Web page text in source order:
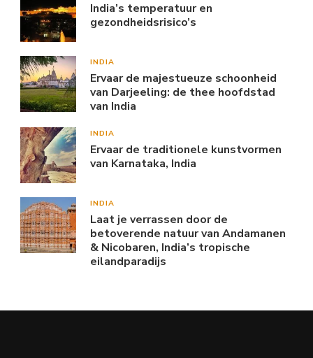
India’s temperatuur en
gezondheidsrisico’s
INDIA
Ervaar de majestueuze schoonheid
van Darjeeling: de thee hoofdstad
van India
INDIA
Ervaar de traditionele kunstvormen
van Karnataka, India
INDIA
Laat je verrassen door de
betoverende natuur van Andamanen
& Nicobaren, India’s tropische
eilandparadijs